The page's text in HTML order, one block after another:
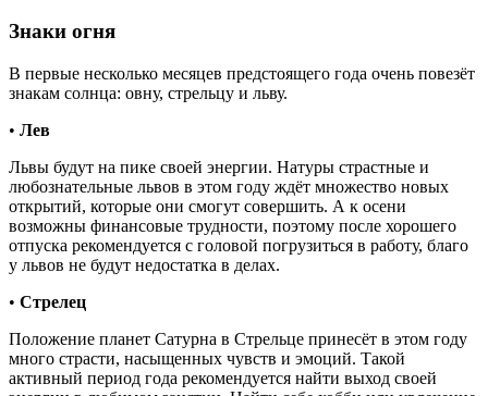
Знаки огня
В первые несколько месяцев предстоящего года очень повезёт
знакам солнца: овну, стрельцу и льву.
• Лев
Львы будут на пике своей энергии. Натуры страстные и
любознательные львов в этом году ждёт множество новых
открытий, которые они смогут совершить. А к осени
возможны финансовые трудности, поэтому после хорошего
отпуска рекомендуется с головой погрузиться в работу, благо
у львов не будут недостатка в делах.
• Стрелец
Положение планет Сатурна в Стрельце принесёт в этом году
много страсти, насыщенных чувств и эмоций. Такой
активный период года рекомендуется найти выход своей